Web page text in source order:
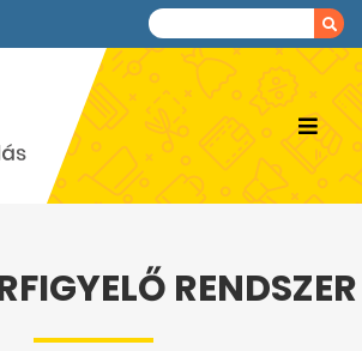
RENDSZER